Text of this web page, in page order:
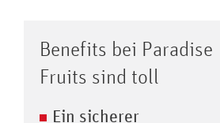
Benefits bei Paradise
Fruits sind toll
Ein sicherer